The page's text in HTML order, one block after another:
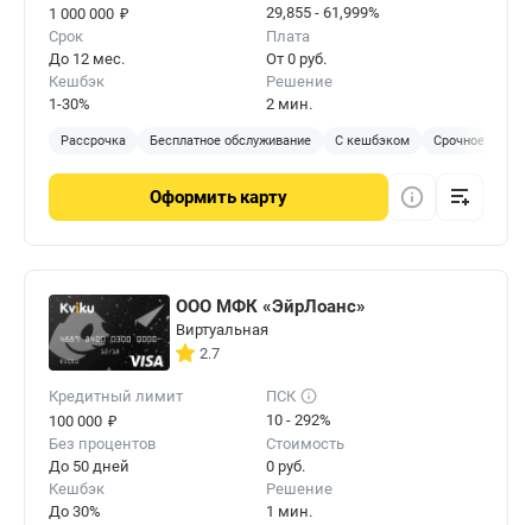
1 000 000 ₽
29,855 - 61,999%
Срок
До 12 мес.
Плата
От 0 руб.
Кешбэк
1-30%
Решение
2 мин.
Рассрочка Бесплатное обслуживание С кешбэком Срочное
Оформить карту
ООО МФК «ЭйрЛоанс»
Виртуальная
2.7
Кредитный лимит
100 000 ₽
ПСК
10 - 292%
Без процентов
До 50 дней
Стоимость
0 руб.
Кешбэк
До 30%
Решение
1 мин.